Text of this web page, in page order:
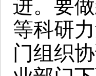
进。要
等科研
门组织